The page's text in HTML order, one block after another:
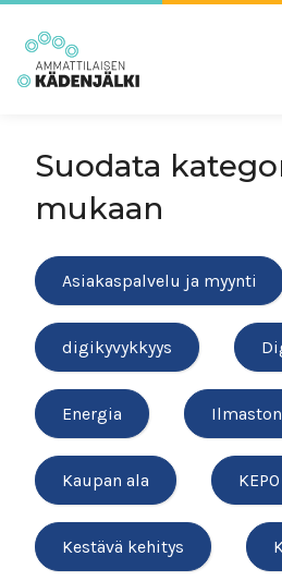
Suodata
mukaan
Asiakaspalvelu ja myynti
digikyvykkyys
Energia
Kaupan ala KEPO
Kestävä kehitys